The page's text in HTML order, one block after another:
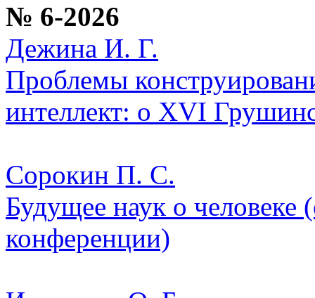
№ 6-2026
Дежина И. Г.
Проблемы
интеллект: о XVI
Сорокин П. С.
Будущее наук о
конференции)